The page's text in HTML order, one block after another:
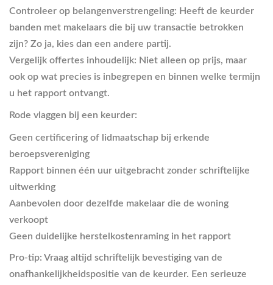
Controleer op belangenverstrengeling: Heeft de keurder
banden met makelaars die bij uw transactie betrokken
zijn? Zo ja, kies dan een andere partij.
Vergelijk offertes inhoudelijk: Niet alleen op prijs, maar
ook op wat precies is inbegrepen en binnen welke termijn
u het rapport ontvangt.
Rode vlaggen bij een keurder:
Geen certificering of lidmaatschap bij erkende
beroepsvereniging
Rapport binnen één uur uitgebracht zonder schriftelijke
uitwerking
Aanbevolen door dezelfde makelaar die de woning
verkoopt
Geen duidelijke herstelkostenraming in het rapport
Pro-tip: Vraag altijd schriftelijk bevestiging van de
onafhankelijkheidspositie van de keurder. Een serieuze